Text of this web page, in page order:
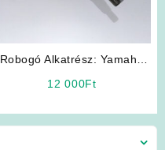
Robogó Alkatrész: Yamaha
12 000Ft